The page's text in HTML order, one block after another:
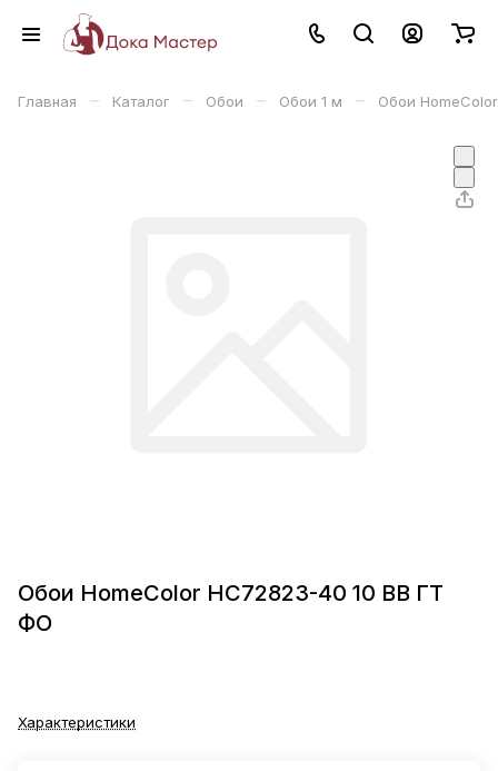
Главная – Каталог – Обои – Обои 1 м – Обои
Обои HomeColor HC72823-40 10 ВВ ГТ
ФО
Характеристики